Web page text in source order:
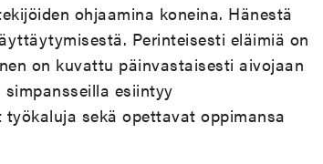
ohjaamina koneina. Hänestä
Perinteisesti eläimiä on
on kuvattu päinvastaisesti aivojaan
esiintyy
sekä opettavat oppimansa